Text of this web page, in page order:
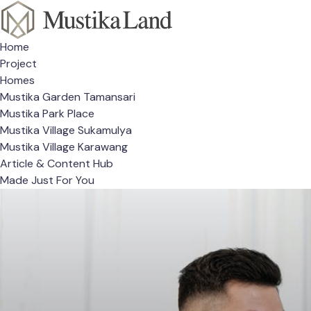
Home
Project
Homes
Mustika Garden Tamansari
Mustika Park Place
Mustika Village Sukamulya
Mustika Village Karawang
Article & Content Hub
Made Just For You